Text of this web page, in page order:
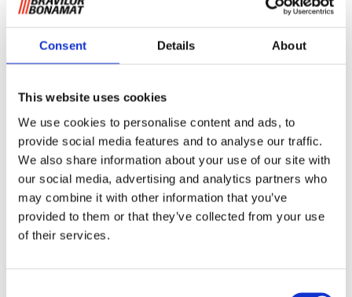
Consent Details About
This website uses cookies
We use cookies to personalise content and ads, to
provide social media features and to analyse our traffic.
We also share information about your use of our site with
our social media, advertising and analytics partners who
may combine it with other information that you’ve
provided to them or that they’ve collected from your use
of their services.
Kit de conversión para
Puede conectar este kit de conversión a las Bolero 32 y 43
que le permitirá servir agua caliente y agua fría.
Bravilor Bonamat ofrece una unidad de agua fría (número
de artículo 8.070.030.31002) pero no dude en comprar su
propia unidad de agua fría. En la mayoría de los casos, la
unidad de agua fría se almacenará dentro de un mostrador